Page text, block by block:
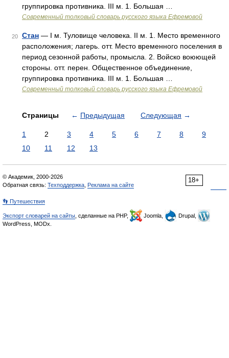
группировка противника. III м. 1. Большая …
Современный толковый словарь русского языка Ефремовой
20 Стан — I м. Туловище человека. II м. 1. Место временного
расположения; лагерь. отт. Место временного поселения в
период сезонной работы, промысла. 2. Войско воюющей
стороны. отт. перен. Общественное объединение,
группировка противника. III м. 1. Большая …
Современный толковый словарь русского языка Ефремовой
Страницы ← Предыдущая Следующая →
1 2 3 4 5 6 7 8
9
10
11 12 13
18+
© Академик, 2000-2026
Обратная связь: Техподдержка Реклама на сайте
👣 Путешествия
Экспорт словарей на сайты , сделанные на PHP, Joomla,
Drupal,
WordPress, MODx.